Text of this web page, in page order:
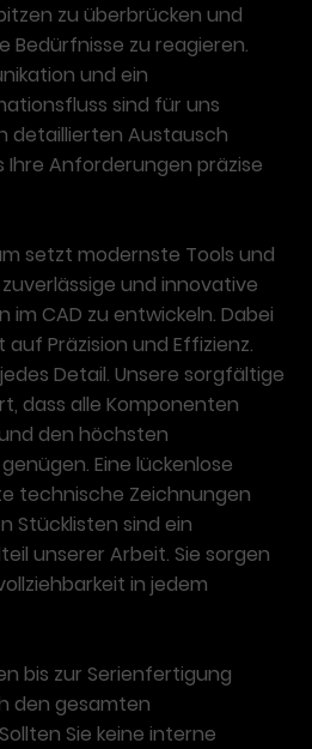
zu überbrücken und
Bedürfnisse zu reagieren.
und ein
sind für uns
detaillierten Austausch
Ihre Anforderungen präzise
setzt modernste Tools und
und innovative
im CAD zu entwickeln. Dabei
Präzision und Effizienz.
Detail. Unsere sorgfältige
dass alle Komponenten
den höchsten
Eine lückenlose
technische Zeichnungen
Stücklisten sind ein
unserer Arbeit. Sie sorgen
in jedem
bis zur Serienfertigung
den gesamten
Sie keine interne